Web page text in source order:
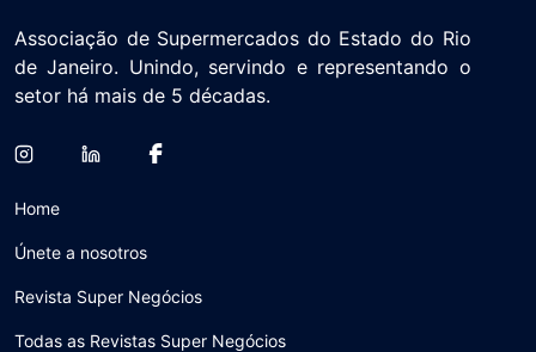
Associação de Supermercados do Estado do Rio
de Janeiro. Unindo, servindo e representando o
setor há mais de 5 décadas.
Home
Únete a nosotros
Revista Super Negócios
Todas as Revistas Super Negócios